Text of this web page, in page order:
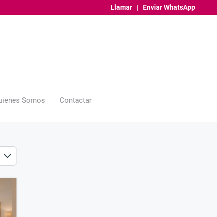
Llamar | Enviar WhatsApp
Somos Contactar